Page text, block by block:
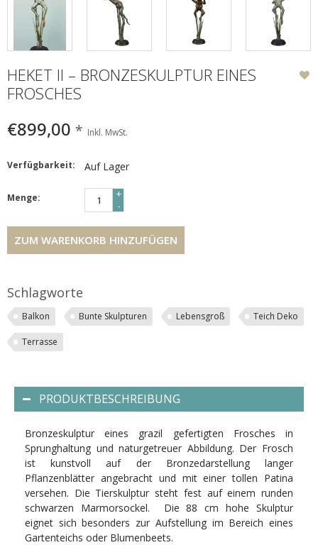
HEKET II – BRONZESKULPTUR EINES
FROSCHES
€899,00 * Inkl. MwSt.
Verfügbarkeit: Auf Lager
Menge:
+
-
ZUM WARENKORB HINZUFÜGEN
Schlagworte
Balkon Bunte Skulpturen Lebensgroß Teich Deko
Terrasse
PRODUKTBESCHREIBUNG
Bronzeskulptur eines grazil gefertigten Frosches in
Sprunghaltung und naturgetreuer Abbildung. Der Frosch
ist kunstvoll auf der Bronzedarstellung langer
Pflanzenblätter angebracht und mit einer tollen Patina
versehen. Die Tierskulptur steht fest auf einem runden
schwarzen Marmorsockel. Die 88 cm hohe Skulptur
eignet sich besonders zur Aufstellung im Bereich eines
Gartenteichs oder Blumenbeets.